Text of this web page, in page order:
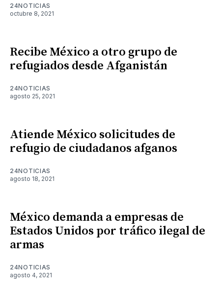
24NOTICIAS
octubre 8, 2021
Recibe México a otro grupo de
refugiados desde Afganistán
24NOTICIAS
agosto 25, 2021
Atiende México solicitudes de
refugio de ciudadanos afganos
24NOTICIAS
agosto 18, 2021
México demanda a empresas de
Estados Unidos por tráfico ilegal de
armas
24NOTICIAS
agosto 4, 2021